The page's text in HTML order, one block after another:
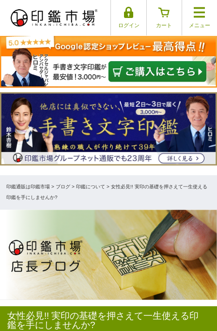
ログイン カート メニュー
印鑑通販は印鑑市場 > ブログ > 印鑑について > 女性必見!! 実印の基礎を押さえて一生使える
印鑑を手にしませんか?
女性必見!! 実印の基礎を押さえて一生使える印
鑑を手にしませんか?